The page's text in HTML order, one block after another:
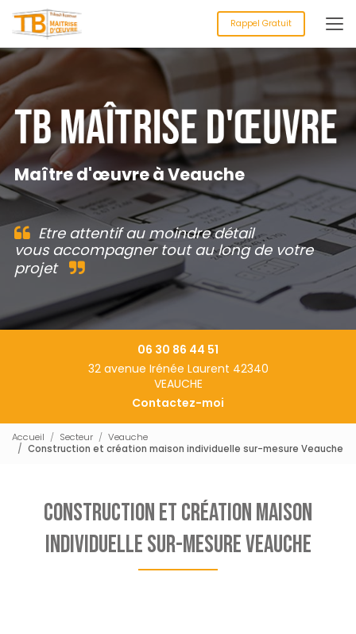
au
contenu
principal
Rappel Gratuit
Maître d'œuvre à Veauche
Etre attentif au moindre détail
vous accompagner tout au long de votre
projet
06 30 86 44 51
32 avenue Irénée Laurent 42340
VEAUCHE
Contactez-moi
Accueil Secteur
Veauche
Construction et création maison individuelle sur-mesure Veauche
Construction et création maison
individuelle sur-mesure Veauche